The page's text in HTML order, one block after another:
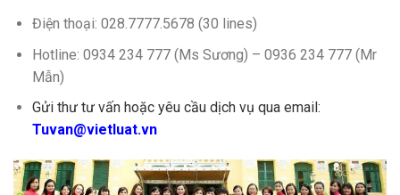
Điện thoại: 028.7777.5678 (30 lines)
Hotline: 0934 234 777 (Ms Sương) – 0936 234 777 (Mr
Mẫn)
Gửi thư tư vấn hoặc yêu cầu dịch vụ qua email:
Tuvan@vietluat.vn